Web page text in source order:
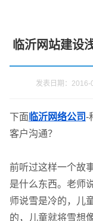
临沂网站建设
发表日期：
下面 临沂网络公司-
客户沟通？
前听过这样一个故
是什么东西。老师
师说雪是冷的，儿
的，儿童就将雪想